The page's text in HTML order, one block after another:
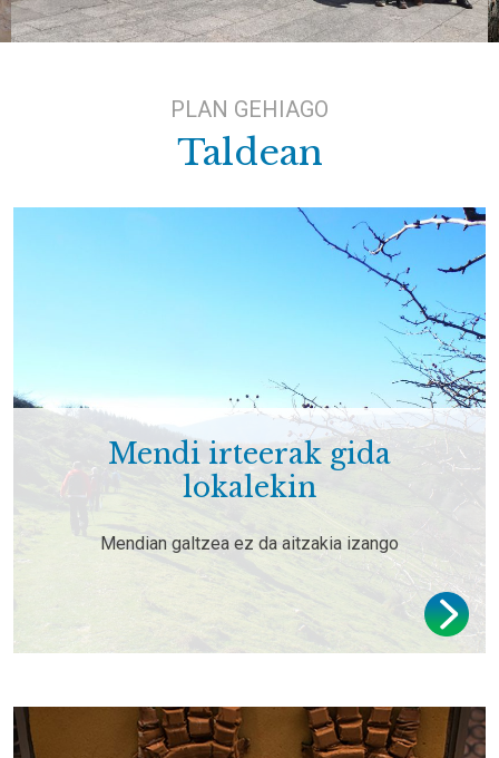
PLAN GEHIAGO
Taldean
Mendi irteerak gida
lokalekin
Mendian galtzea ez da aitzakia izango